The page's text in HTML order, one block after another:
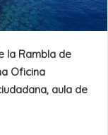
la Rambla de
Oficina
aula de